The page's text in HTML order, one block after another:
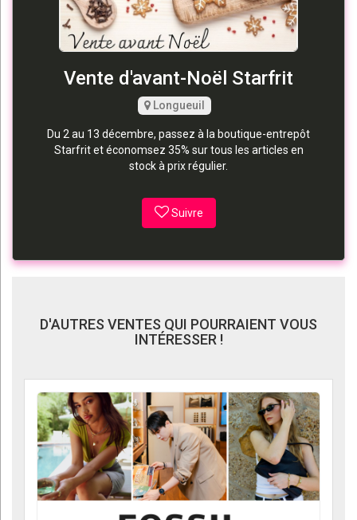
Vente d'avant-Noël Starfrit
Longueuil
Du 2 au 13 décembre, passez à la boutique-entrepôt
Starfrit et économsez 35% sur tous les articles en
stock à prix régulier.
Suivre
D'AUTRES VENTES QUI POURRAIENT VOUS
INTÉRESSER !